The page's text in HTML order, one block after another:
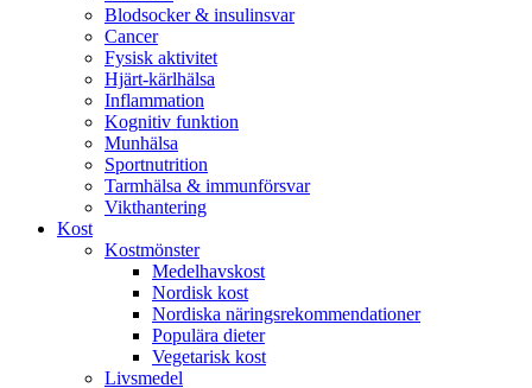
Blodsocker & insulinsvar
Cancer
Fysisk aktivitet
Hjärt-kärlhälsa
Inflammation
Kognitiv funktion
Munhälsa
Sportnutrition
Tarmhälsa & immunförsvar
Vikthantering
Kost
Kostmönster
Medelhavskost
Nordisk kost
Nordiska näringsrekommendationer
Populära dieter
Vegetarisk kost
Livsmedel